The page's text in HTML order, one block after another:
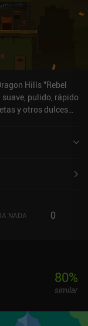
Hills "Rebel
pulido, rápido
y otros dulces
y soltar
tocamos y
lanzar a
juego, lo que nos
incentivados
NADA 0
80%
similar